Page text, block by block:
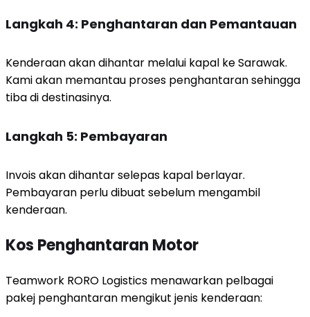
Langkah 4: Penghantaran dan Pemantauan
Kenderaan akan dihantar melalui kapal ke Sarawak.
Kami akan memantau proses penghantaran sehingga
tiba di destinasinya.
Langkah 5: Pembayaran
Invois akan dihantar selepas kapal berlayar.
Pembayaran perlu dibuat sebelum mengambil
kenderaan.
Kos Penghantaran Motor
Teamwork RORO Logistics menawarkan pelbagai
pakej penghantaran mengikut jenis kenderaan: